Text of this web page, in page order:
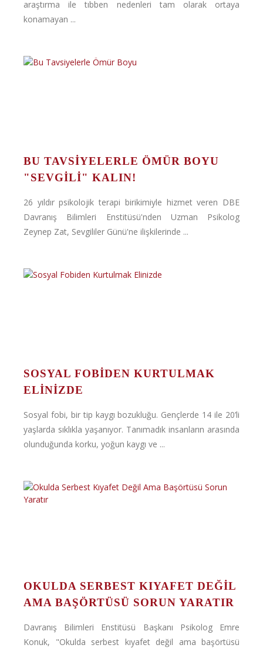
araştırma ile tıbben nedenleri tam olarak ortaya
konamayan ...
BU TAVSIYELERLE ÖMÜR BOYU
"SEVGILI" KALIN!
26 yıldır psikolojik terapi birikimiyle hizmet veren DBE
Davranış Bilimleri Enstitüsü'nden Uzman Psikolog
Zeynep Zat, Sevgililer Günü'ne ilişkilerinde ...
SOSYAL FOBIDEN KURTULMAK
ELINIZDE
Sosyal fobi, bir tip kaygı bozukluğu. Gençlerde 14 ile 20’li
yaşlarda sıklıkla yaşanıyor. Tanımadık insanların arasında
olunduğunda korku, yoğun kaygı ve ...
OKULDA SERBEST KIYAFET DEĞIL
AMA BAŞÖRTÜSÜ SORUN YARATIR
Davranış Bilimleri Enstitüsü Başkanı Psikolog Emre
Konuk, "Okulda serbest kıyafet değil ama başörtüsü